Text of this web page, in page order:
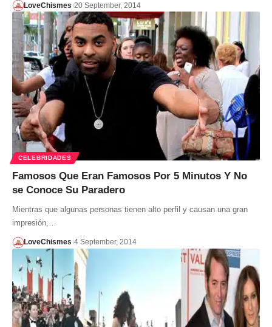
LoveChismes 20 September, 2014
CELEBRIDADES
Famosos Que Eran Famosos Por 5 Minutos Y No
se Conoce Su Paradero
Mientras que algunas personas tienen alto perfil y causan una gran
impresión,…
LoveChismes 4 September, 2014